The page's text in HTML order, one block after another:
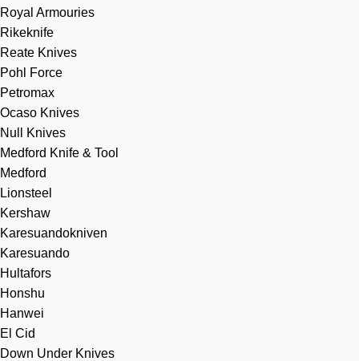
Royal Armouries
Rikeknife
Reate Knives
Pohl Force
Petromax
Ocaso Knives
Null Knives
Medford Knife & Tool
Medford
Lionsteel
Kershaw
Karesuandokniven
Karesuando
Hultafors
Honshu
Hanwei
El Cid
Down Under Knives